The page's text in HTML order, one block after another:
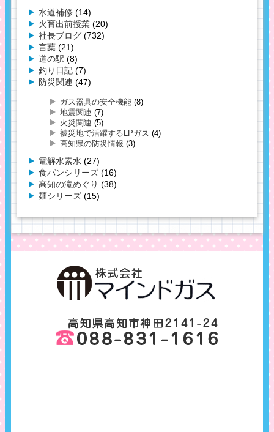
水道補修 (14)
火育出前授業 (20)
社長ブログ (732)
言葉 (21)
道の駅 (8)
釣り日記 (7)
防災関連 (47)
ガス器具の安全機能 (8)
地震関連 (7)
火災関連 (5)
被災地で活躍するLPガス (4)
高知県の防災情報 (3)
電解水素水 (27)
食パンシリーズ (16)
高知の滝めぐり (38)
麺シリーズ (15)